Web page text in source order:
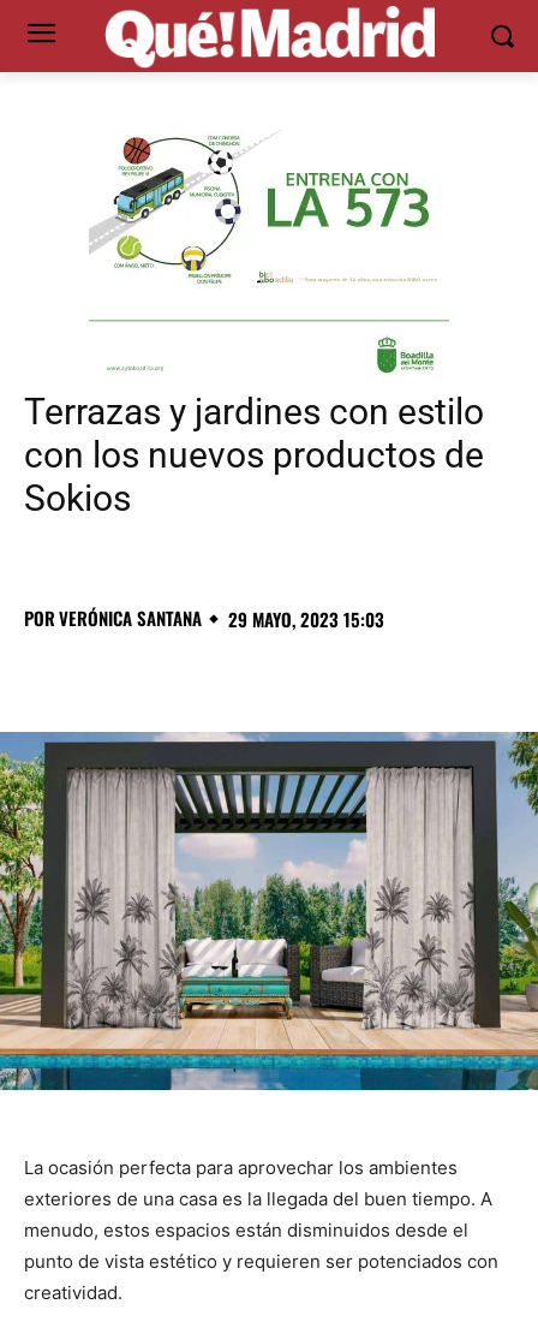
Terrazas y jardines con estilo
con los nuevos productos de
Sokios
PORVERÓNICA SANTANA 29 MAYO, 2023 15:03
La ocasión perfecta para aprovechar los ambientes
exteriores de una casa es la llegada del buen tiempo. A
menudo, estos espacios están disminuidos desde el
punto de vista estético y requieren ser potenciados con
creatividad.